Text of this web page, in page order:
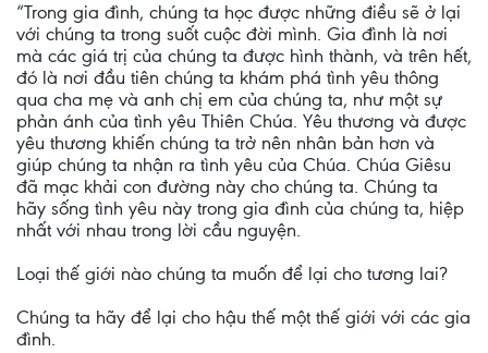
“Trong gia đình, chúng ta học được những điều sẽ ở lại
với chúng ta trong suốt cuộc đời mình. Gia đình là nơi
mà các giá trị của chúng ta được hình thành, và trên hết,
đó là nơi đầu tiên chúng ta khám phá tình yêu thông
qua cha mẹ và anh chị em của chúng ta, như một sự
phản ánh của tình yêu Thiên Chúa. Yêu thương và được
yêu thương khiến chúng ta trở nên nhân bản hơn và
giúp chúng ta nhận ra tình yêu của Chúa. Chúa Giêsu
đã mạc khải con đường này cho chúng ta. Chúng ta
hãy sống tình yêu này trong gia đình của chúng ta, hiệp
nhất với nhau trong lời cầu nguyện.
Loại thế giới nào chúng ta muốn để lại cho tương lai?
Chúng ta hãy để lại cho hậu thế một thế giới với các gia
đình.